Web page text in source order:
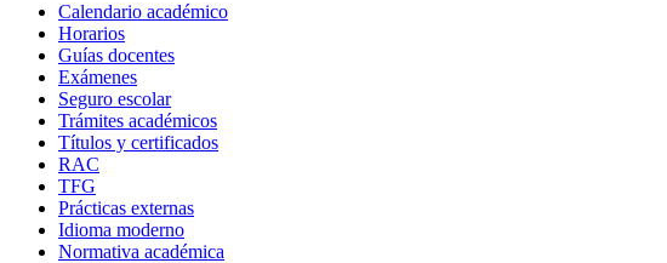
Calendario académico
Horarios
Guías docentes
Exámenes
Seguro escolar
Trámites académicos
Títulos y certificados
RAC
TFG
Prácticas externas
Idioma moderno
Normativa académica